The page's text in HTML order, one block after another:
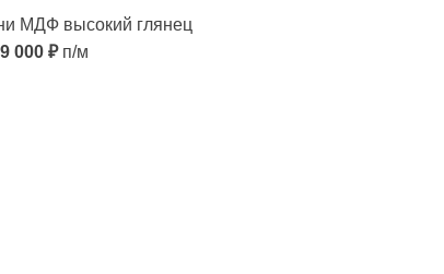
МДФ высокий глянец
000₽п/м